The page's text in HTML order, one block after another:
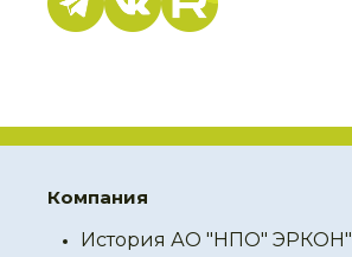
Компания
История АО "НПО" ЭРКОН"